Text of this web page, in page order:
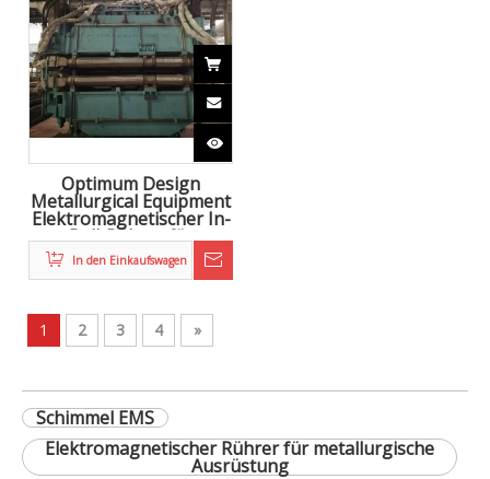
Optimum Design
Metallurgical Equipment
Elektromagnetischer In-
Roll-Rührer für
Stranggussstahl
In den Einkaufswagen
1 2 3 4 »
Schimmel EMS
Elektromagnetischer Rührer für metallurgische
Ausrüstung